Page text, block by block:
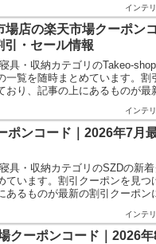
インテ
店の楽天市場クーポンコ
引・セール情報
具・収納カテゴリのTakeo-
一覧を随時まとめています。割
おり、記事の上にあるものが最
インテ
ポンコード｜2026年7月
具・収納カテゴリのSZDの新着
ています。割引クーポンを見つ
あるものが最新の割引クーポン
買い物マラソンなどキャンペー
インテ
クーポンコード｜2026